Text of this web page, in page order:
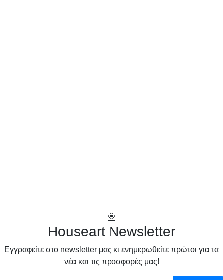
Houseart Newsletter
Eγγραφείτε στο newsletter μας κι ενημερωθείτε πρώτοι για τα
νέα και τις προσφορές μας!